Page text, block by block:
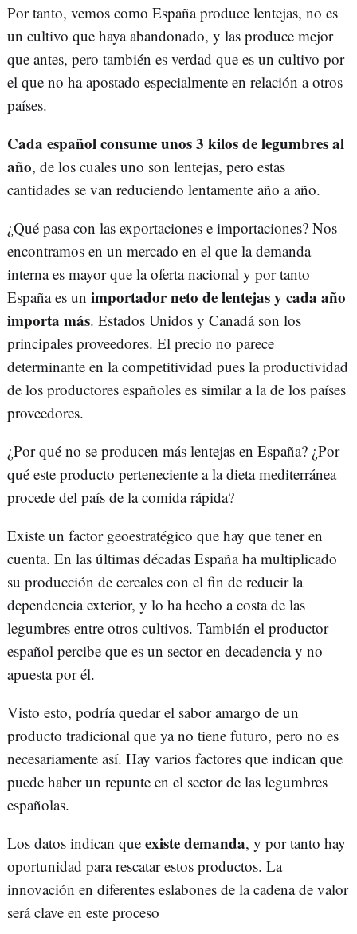
Por tanto, vemos como España produce lentejas, no es
un cultivo que haya abandonado, y las produce mejor
que antes, pero también es verdad que es un cultivo por
el que no ha apostado especialmente en relación a otros
países.
Cada español consume unos 3 kilos de legumbres al
año, de los cuales uno son lentejas, pero estas
cantidades se van reduciendo lentamente año a año.
¿Qué pasa con las exportaciones e importaciones? Nos
encontramos en un mercado en el que la demanda
interna es mayor que la oferta nacional y por tanto
España es un importador neto de lentejas y cada año
importa más. Estados Unidos y Canadá son los
principales proveedores. El precio no parece
determinante en la competitividad pues la productividad
de los productores españoles es similar a la de los países
proveedores.
¿Por qué no se producen más lentejas en España? ¿Por
qué este producto perteneciente a la dieta mediterránea
procede del país de la comida rápida?
Existe un factor geoestratégico que hay que tener en
cuenta. En las últimas décadas España ha multiplicado
su producción de cereales con el fin de reducir la
dependencia exterior, y lo ha hecho a costa de las
legumbres entre otros cultivos. También el productor
español percibe que es un sector en decadencia y no
apuesta por él.
Visto esto, podría quedar el sabor amargo de un
producto tradicional que ya no tiene futuro, pero no es
necesariamente así. Hay varios factores que indican que
puede haber un repunte en el sector de las legumbres
españolas.
Los datos indican que existe demanda, y por tanto hay
oportunidad para rescatar estos productos. La
innovación en diferentes eslabones de la cadena de valor
será clave en este proceso